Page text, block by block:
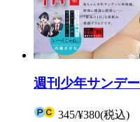
週刊少年サンデー
345/¥380(税込)